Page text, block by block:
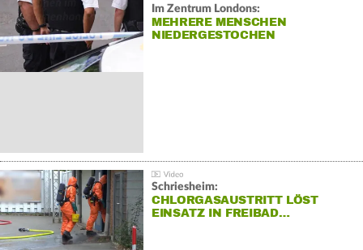
Im Zentrum Londons:
MEHRERE MENSCHEN
NIEDERGESTOCHEN
Schriesheim:
CHLORGASAUSTRITT LÖST
EINSATZ IN FREIBAD…